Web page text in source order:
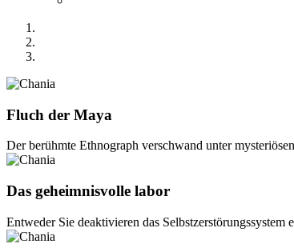
Fluch der Maya
Der berühmte Ethnograph verschwand unter
Das geheimnisvolle labor
Entweder Sie deaktivieren das Selbstzerstörungssystem